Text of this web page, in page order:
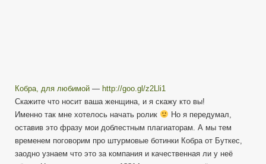
Кобра, для любимой — http://goo.gl/z2Lli1
Скажите что носит ваша женщина, и я скажу кто вы!
Именно так мне хотелось начать ролик
Но я передумал,
оставив это фразу мои доблестным плагиаторам. А мы тем
временем поговорим про штурмовые ботинки Кобра от Буткес,
заодно узнаем что это за компания и качественная ли у неё